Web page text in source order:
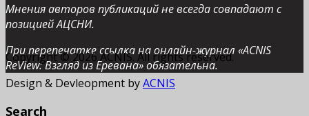
Мнения авторов публикаций не всегда совпадают с
позицией АЦСНИ.
При перепечатке ссылка на онлайн-журнал «ACNIS
ReView: Взгляд из Еревана» обязательна.
Copyright © 2026 ACNIS. All rights reserved.
Design & Devleopment byACNIS
Search